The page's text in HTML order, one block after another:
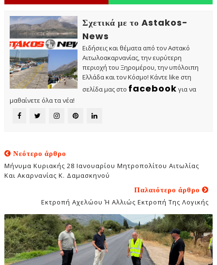
Σχετικά με το Astakos-
News
Ειδήσεις και θέματα από τον Αστακό
Αιτωλοακαρνανίας, την ευρύτερη
περιοχή του Ξηρομέρου, την υπόλοιπη
Ελλάδα και τον Κόσμο! Κάντε like στη
σελίδα μας στο facebook για να
μαθαίνετε όλα τα νέα!
Νεότερο άρθρο
Μήνυμα Κυριακής 28 Ιανουαρίου Μητροπολίτου Αιτωλίας
Και Ακαρνανίας Κ. Δαμασκηνού
Παλαιότερο άρθρο
Εκτροπή Αχελώου Ή Αλλιώς Εκτροπή Της Λογικής